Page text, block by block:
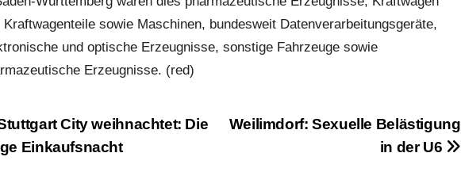
Kraftwagenteile sowie Maschinen, bundesweit Datenverarbeitungsgeräte,
und optische Erzeugnisse, sonstige Fahrzeuge sowie
Erzeugnisse. (red)
Weilimdorf: Sexuelle Belästigung
in der U6
City weihnachtet: Die
Einkaufsnacht